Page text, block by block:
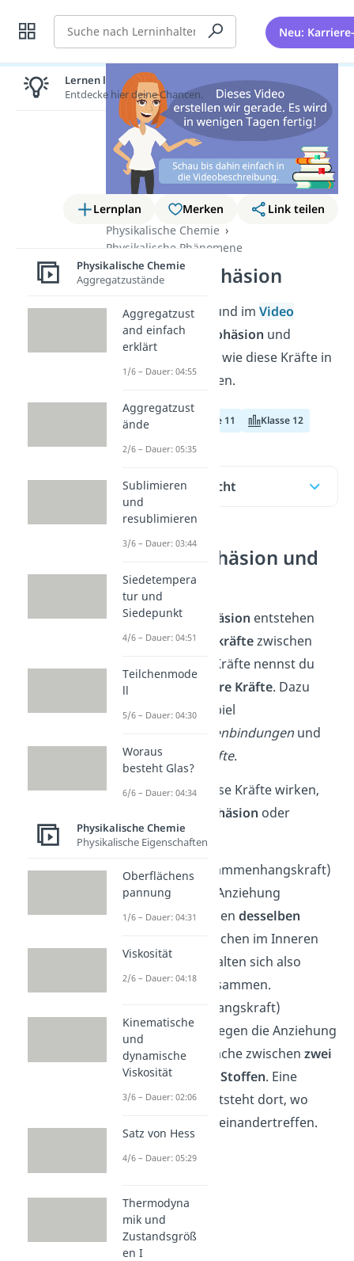
Suche Neu:
Lernplan Merken
Link teilen
Physikalische Chemie
Physikalische Phänomene
Kohäsion Adhäsion
In diesem Beitrag und imVideo
fährst du, was Kohäsion und
Adhäsion
sind und wie diese Kräfte in
deinem Alltag wirken.
Klasse 10 Klasse 11 Klasse 12
Inhaltsübersicht
Was sind Kohäsion und
Adhäsion?
Kohäsionund Adhäsion entstehen
durch Anziehungskräftezwischen
. Diese Kräfte nennst du
zwischenmolekulare Kräfte. Dazu
gehören zum Beispiel
Wasserstoffbrückenbindungen und
Van-der-Waals-Kräfte.
Je nachdemwo diese Kräfte wirken,
Kohäsion oder
Adhäsion.
Kohäsion(Zusammenhangskraft)
beschreibt die Anziehung
zwischen Teilchendesselben
. Die Teilchen im Inneren
eines Stoffes halten sich also
gegenseitig zusammen.
(Anhangskraft)
beschreibt dagegen die Anziehung
an der Grenzfläche zwischenzwei
verschiedenen Stoffen. Eine
Grenzfläche entsteht dort, wo
aufeinandertreffen.
Lernen lohnt sich!
Entdecke hier deine Chancen.
Physikalische Chemie
Aggregatzustände
Aggregatzust
and einfach
erklärt
1/6 – Dauer: 04:55
Aggregatzust
ände
2/6 – Dauer: 05:35
Sublimieren
und
resublimieren
3/6 – Dauer: 03:44
Siedetempera
tur und
Siedepunkt
4/6 – Dauer: 04:51
Teilchenmode
ll
5/6 – Dauer: 04:30
Woraus
besteht Glas?
6/6 – Dauer: 04:34
Physikalische Chemie
Physikalische Eigenschaften
Oberflächens
pannung
1/6 – Dauer: 04:31
Viskosität
2/6 – Dauer: 04:18
Kinematische
und
dynamische
Viskosität
3/6 – Dauer: 02:06
Satz von Hess
4/6 – Dauer: 05:29
Thermodyna
mik und
Zustandsgröß
en I